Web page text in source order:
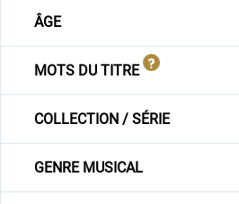
ÂGE
MOTS DU TITRE
COLLECTION / SÉRIE
GENRE MUSICAL